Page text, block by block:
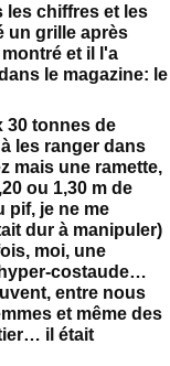
les chiffres et les
un grille après
et il l'a
le magazine: le
30 tonnes de
les ranger dans
mais une ramette,
ou 1,30 m de
pif, je ne me
dur à manipuler)
moi, une
costaude…
entre nous
et même des
il était